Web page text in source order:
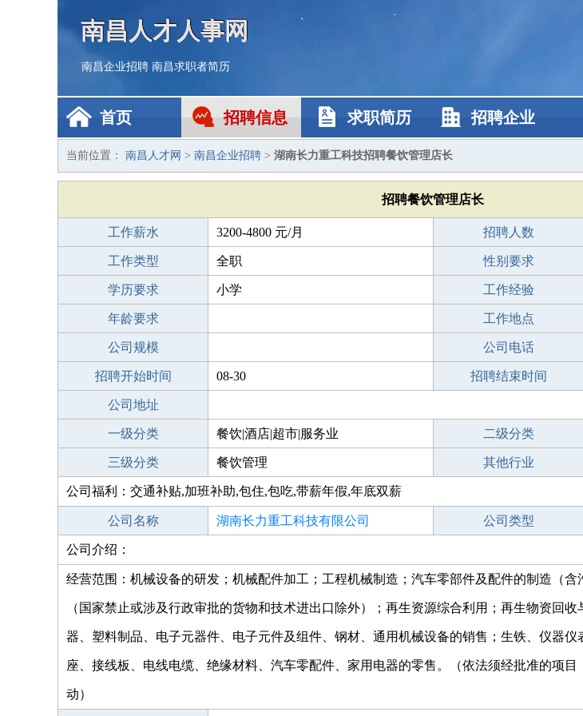
南昌人才人事网
南昌企业招聘 南昌求职者简历
首页 招聘信息 求职简历 招聘企业
当前位置： 南昌人才网 > 南昌企业招聘 > 湖南长力重工科技招聘餐饮管理店长
招聘餐饮管理店长
工作薪水 3200-4800 元/月 招聘人数
工作类型 全职 性别要求
学历要求 小学 工作经验
年龄要求 工作地点
公司规模 公司电话
招聘开始时间 08-30 招聘结束时间
公司地址
一级分类 餐饮|酒店|超市|服务业 二级分类
三级分类 餐饮管理 其他行业
公司福利：交通补贴,加班补助,包住,包吃,带薪年假,年底双薪
公司名称 湖南长力重工科技有限公司 公司类型
公司介绍：
经营范围：机械设备的研发；机械配件加工；工程机械制造；汽车零部件及配件的制造（
（国家禁止或涉及行政审批的货物和技术进出口除外）；再生资源综合利用；再生物资回
器、塑料制品、电子元器件、电子元件及组件、钢材、通用机械设备的销售；生铁、仪器
座、接线板、电线电缆、绝缘材料、汽车零配件、家用电器的零售。（依法须经批准的项
动）